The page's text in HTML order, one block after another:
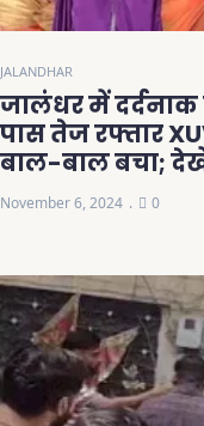
JALANDHAR
जालंधर में दर्दनाक
पास तेज रफ्तार
बाल-बाल बचा; देखें
November 6, 2024 0